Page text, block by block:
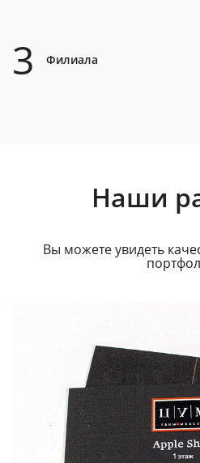
3 Филиала
Наши
Вы можете увидеть